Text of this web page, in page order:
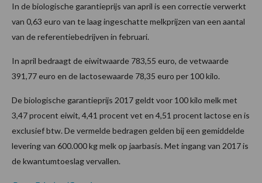
In de biologische garantieprijs van april is een correctie verwerkt
van 0,63 euro van te laag ingeschatte melkprijzen van een aantal
van de referentiebedrijven in februari.
In april bedraagt de eiwitwaarde 783,55 euro, de vetwaarde
391,77 euro en de lactosewaarde 78,35 euro per 100 kilo.
De biologische garantieprijs 2017 geldt voor 100 kilo melk met
3,47 procent eiwit, 4,41 procent vet en 4,51 procent lactose en is
exclusief btw. De vermelde bedragen gelden bij een gemiddelde
levering van 600.000 kg melk op jaarbasis. Met ingang van 2017 is
de kwantumtoeslag vervallen.